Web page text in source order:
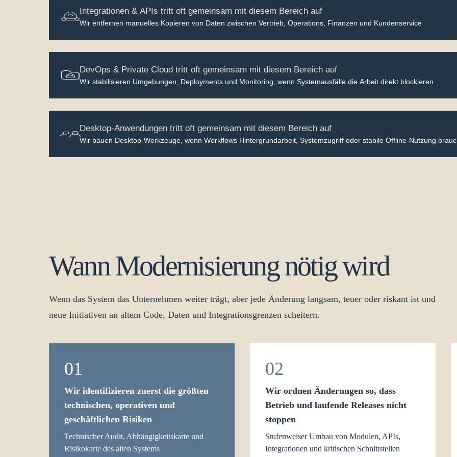
Integrationen & APIs tritt oft gemeinsam mit diesem Bereich auf
Wir entfernen manuelles Kopieren von Daten zwischen Vertrieb, Operations, Finanzen und Kundenservice
DevOps & Private Cloud tritt oft gemeinsam mit diesem Bereich auf
Wir stabilisieren Umgebungen, Deployments und Monitoring, wenn Systemausfälle die Arbeit direkt blockieren
Desktop-Anwendungen tritt oft gemeinsam mit diesem Bereich auf
Wir bauen Desktop-Werkzeuge, wenn Workflows Hintergrundarbeit, Systemzugriff oder stabile Offline-Nutzung
Wann Modernisierung nötig wird
Wenn das System das Unternehmen weiter trägt, aber jede Änderung langsam, teuer oder riskant ist und
neue Initiativen an altem Code, Daten und Integrationsgrenzen scheitern.
01
Wir identifizieren zuerst die größten
technischen, operativen und
geschäftlichen Risiken
Technischer Audit, Abhängigkeitskarte und
Risikokarte des alten Systems
02
Wir ordnen Änderungen so, dass
Betrieb und laufende Releases nicht
stoppen
Stufenweiser Umbau von Modulen, APIs,
Integrationen und kritischen Schnittstellen